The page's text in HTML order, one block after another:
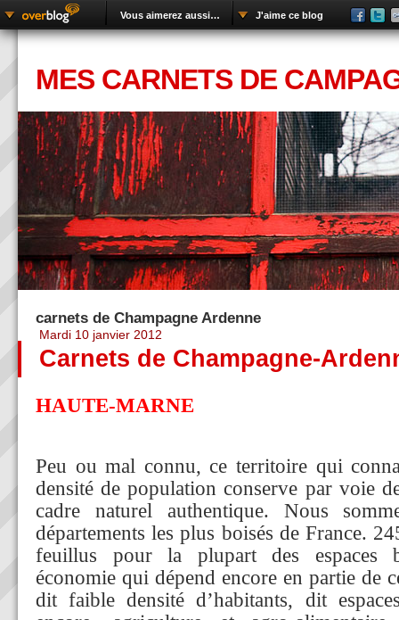
MES CARNETS DE
carnets de Champagne Ardenne
Mardi 10 janvier 2012
Carnets de Champagne-
HAUTE-MARNE
Peu ou mal connu, ce territoire qui
densité de population conserve par voie
cadre naturel authentique. Nous
départements les plus boisés de France.
feuillus pour la plupart des espaces
économie qui dépend encore en partie de
dit faible densité d’habitants, dit
Vous aimerez aussi… J'aime ce blog